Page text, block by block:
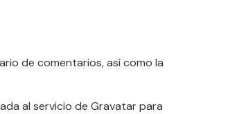
de comentarios, así como la
al servicio de Gravatar para